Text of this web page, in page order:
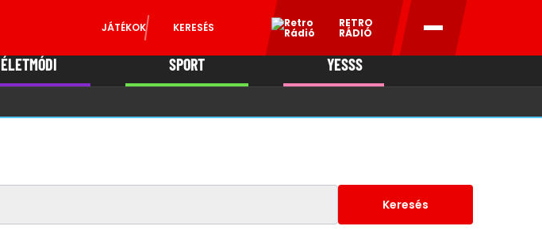
JÁTÉKOK KERESÉS RETRO
RÁDIÓ
ÉLETMÓDI SPORT YESSS
Keresés